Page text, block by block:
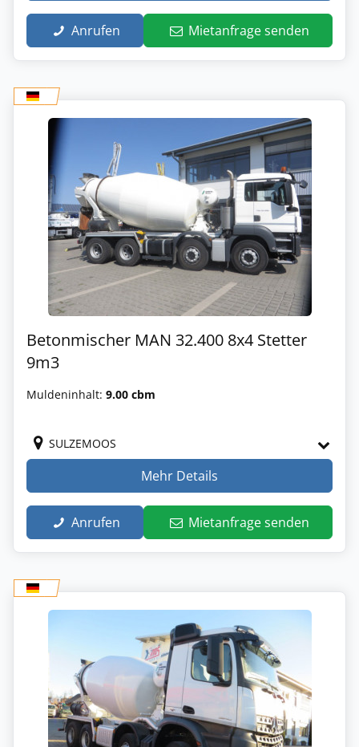
Anrufen Mietanfrage senden
Betonmischer MAN 32.400 8x4 Stetter
9m3
Muldeninhalt: 9.00 cbm
SULZEMOOS
Mehr Details
Anrufen Mietanfrage senden